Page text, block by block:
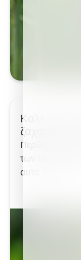
Καλές
Περίληψη: Η
των
αυτά, πρέπει...